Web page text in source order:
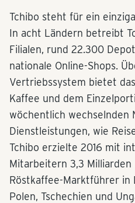
Tchibo steht für ein
In acht Ländern betreibt
Filialen, rund 22.300
nationale Online-Shops.
Vertriebssystem bietet
Kaffee und dem
wöchentlich wechselnden
Dienstleistungen, wie
Tchibo erzielte 2016 mit
Mitarbeitern 3,3 Milliarden
Röstkaffee-Marktführer in
Polen, Tschechien und